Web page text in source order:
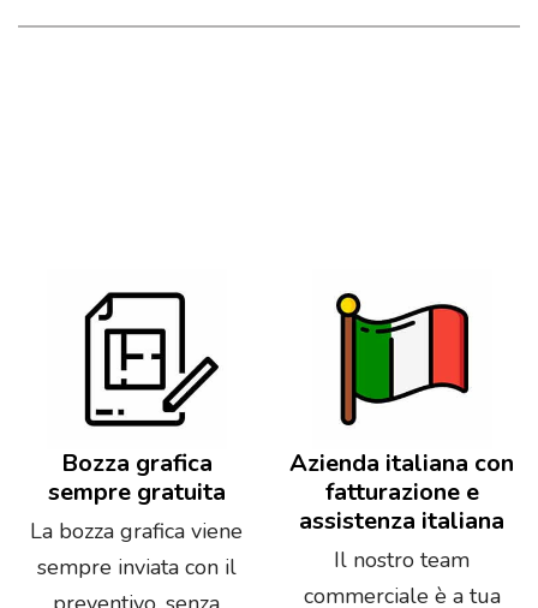
Bozza grafica
sempre gratuita
La bozza grafica viene
sempre inviata con il
Azienda italiana con
fatturazione e
assistenza italiana
Il nostro team
commerciale è a tua